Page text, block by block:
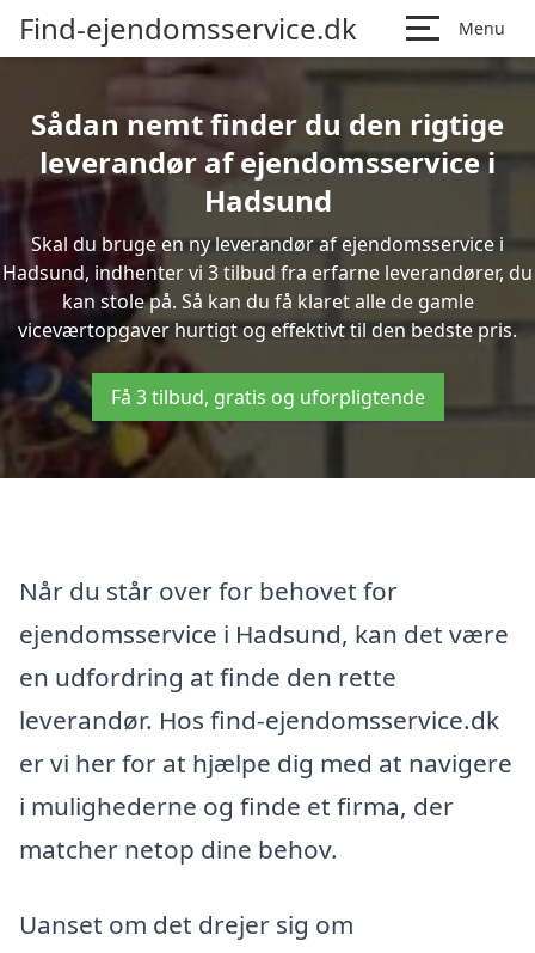
Find-ejendomsservice.dk Menu
Sådan nemt finder du den rigtige
leverandør af ejendomsservice i
Hadsund
Skal du bruge en ny leverandør af ejendomsservice i
Hadsund, indhenter vi 3 tilbud fra erfarne leverandører, du
kan stole på. Så kan du få klaret alle de gamle
viceværtopgaver hurtigt og effektivt til den bedste pris.
Få 3 tilbud, gratis og uforpligtende
Når du står over for behovet for
ejendomsservice i Hadsund, kan det være
en udfordring at finde den rette
leverandør. Hos find-ejendomsservice.dk
er vi her for at hjælpe dig med at navigere
i mulighederne og finde et firma, der
matcher netop dine behov.
Uanset om det drejer sig om